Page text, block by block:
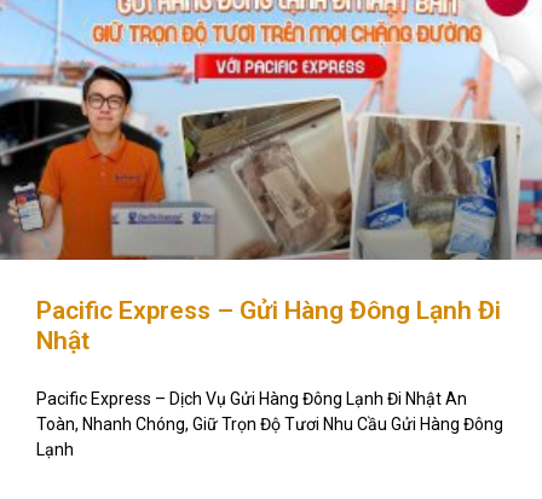
Pacific Express – Gửi Hàng Đông Lạnh Đi
Nhật
Pacific Express – Dịch Vụ Gửi Hàng Đông Lạnh Đi Nhật An
Toàn, Nhanh Chóng, Giữ Trọn Độ Tươi Nhu Cầu Gửi Hàng Đông
Lạnh